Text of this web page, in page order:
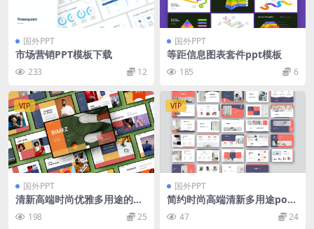
国外PPT
市场营销PPT模板下载
233 12
国外PPT
等距信息图表套件ppt模板
185 6
VIP
国外PPT
清新高端时尚优雅多用途的高
品质商业商务powerpoint幻
灯片演示模板（pptx）
198 25
VIP
国外PPT
简约时尚高端清新多用途pow
erp幻灯片演示模板（ppt）
47 24